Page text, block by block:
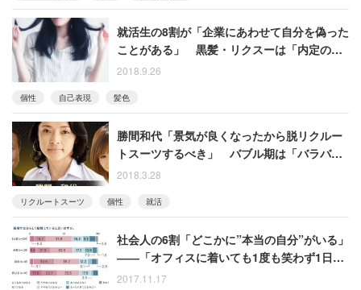
就活生の8割が「企業にあわせて自分を偽った
ことがある」 黒髪・リクスーは「内定のた
めなら仕方ない」
2018.9.26
個性 自己表現 髪色
勝間和代「景気が良くなったから脱リクルー
トスーツするべき」 バブル期は「バラバラ
な服で就活していた」と指摘
2018.3.28
リクルートスーツ 個性 就活
社会人の6割「どこかに”本当の自分”がいる」
――「オフィスに着いても1度も笑わず1日を
終える」という人も
2017.11.17